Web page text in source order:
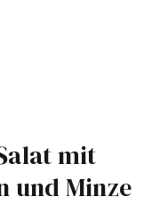
mit
und Minze